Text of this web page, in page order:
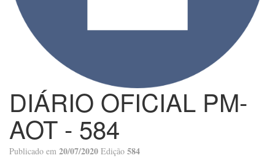
DIÁRIO OFICIAL PM-
AOT - 584
Publicado em 20/07/2020 Edição 584